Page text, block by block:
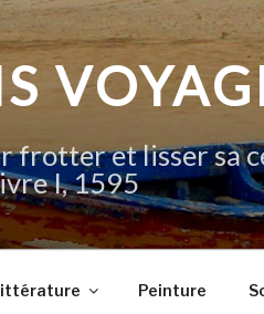
frotter et lisser sa
I, 1595
Peinture